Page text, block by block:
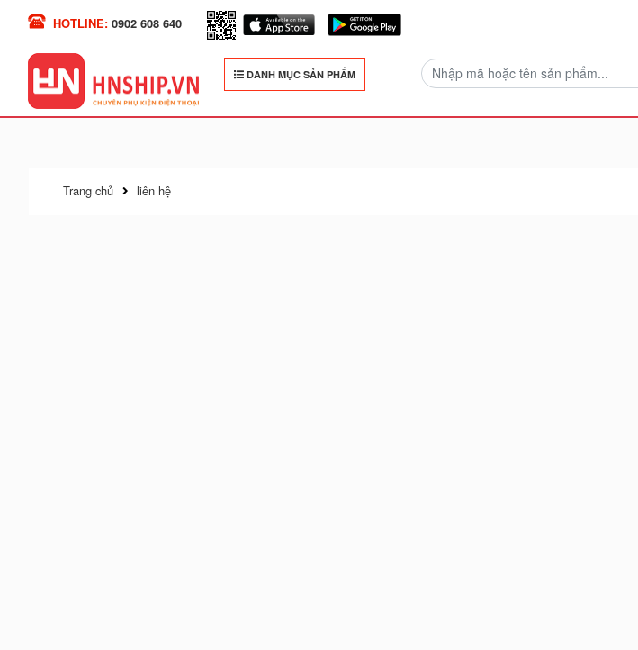
HOTLINE: 0902 608 640
DANH MỤC SẢN PHẨM
Trang chủ liên hệ